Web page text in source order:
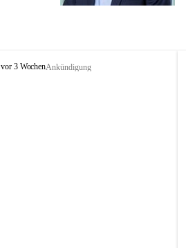
L
vor 3 WochenAnkündigung